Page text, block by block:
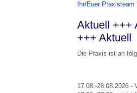
Ihr/Euer Praxisteam
Aktuell +++
+++ Aktuell
Die Praxis ist an
17.08.-28.08.2026 -